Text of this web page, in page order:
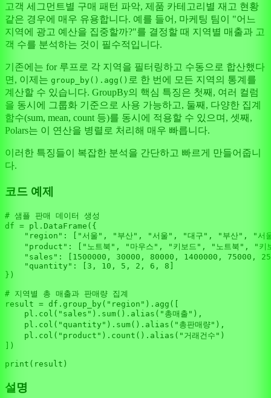
고객 세그먼트별 구매 패턴 파악, 제품 카테고리별 재고 현황
같은 경우에 매우 유용합니다. 예를 들어, 마케팅 팀이 "어느
지역에 광고 예산을 집중할까?"를 결정할 때 지역별 매출과 고
객 수를 분석하는 것이 필수적입니다.
기존에는 for 루프로 각 지역을 필터링하고 수동으로 합산했다
면, 이제는 group_by().agg() 로 한 번에 모든 지역의 통계를
계산할 수 있습니다. GroupBy의 핵심 특징은 첫째, 여러 컬럼
을 동시에 그룹화 기준으로 사용 가능하고, 둘째, 다양한 집계
함수(sum, mean, count 등)를 동시에 적용할 수 있으며, 셋째,
Polars는 이 연산을 병렬로 처리해 매우 빠릅니다.
이러한 특징들이 복잡한 분석을 간단하고 빠르게 만들어줍니
다.
코드 예제
# 샘플 판매 데이터 생성
df = pl.DataFrame({
"region" : [ "서울" , "부산" , "서울" , "대구" , "부산" ,
"서
"product" : [ "노트북" , "마우스" , "키보드" , "노트북" ,
"키
"sales" : [ 1500000 , 30000 , 80000 , 1400000 , 75000 ,
"quantity" : [ 3 , 10 , 5 , 2 , 6 , 8
})
# 지역별 총 매출과 판매량 집계
result = df.group_by( "region" ).agg([
    pl.col(
"sales" ). sum().alias( "총매출" ),
    pl.col(
"quantity" ). sum().alias( "총판매량" ),
    pl.col(
"product" ).count().alias( "거래건수" )
])
print
설명